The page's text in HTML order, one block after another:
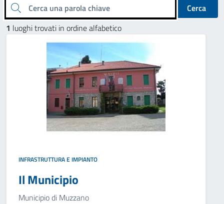
Cerca una parola chiave
Cerca
1 luoghi trovati in ordine alfabetico
INFRASTRUTTURA E IMPIANTO
Il Municipio
Municipio di Muzzano